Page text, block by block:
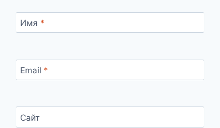
Имя *
Email *
Сайт